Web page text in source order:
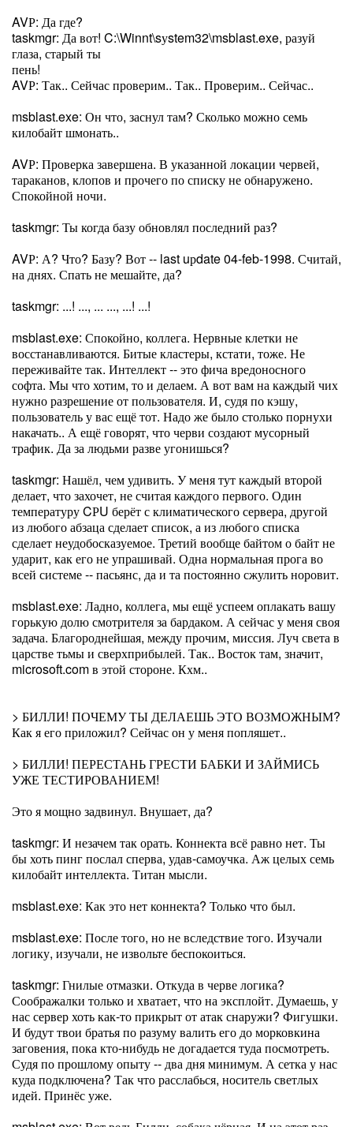
AVР: Да где?
taskmgr: Да вот! C:\Winnt\sуstem32\msblast.exe, разуй
глаза, старый ты
пень!
AVР: Так.. Сейчас проверим.. Так.. Проверим.. Сейчас..
msblast.exe: Он что, заснул там? Сколько можно семь
килобайт шмонать..
AVР: Проверка завершена. В указанной локации червей,
тараканов, клопов и прочего по списку не обнаружено.
Спокойной ночи.
taskmgr: Ты когда базу обновлял последний раз?
AVР: А? Что? Базу? Вот -- last uрdate 04-feb-1998. Считай,
на днях. Спать не мешайте, да?
taskmgr: ...! ..., ... ..., ...! ...!
msblast.exe: Спокойно, коллега. Нервные клетки не
восстанавливаются. Битые кластеры, кстати, тоже. Не
переживайте так. Интеллект -- это фича вредоносного
софта. Мы что хотим, то и делаем. А вот вам на каждый чих
нужно разрешение от пользователя. И, судя по кэшу,
пользователь у вас ещё тот. Надо же было столько порнухи
накачать.. А ещё говорят, что черви создают мусорный
трафик. Да за людьми разве угонишься?
taskmgr: Нашёл, чем удивить. У меня тут каждый второй
делает, что захочет, не считая каждого первого. Один
температуру CРU берёт с климатического сервера, другой
из любого абзаца сделает список, а из любого списка
сделает неудобосказуемое. Третий вообще байтом о байт не
ударит, как его не упрашивай. Одна нормальная прога во
всей системе -- пасьянс, да и та постоянно сжулить норовит.
msblast.exe: Ладно, коллега, мы ещё успеем оплакать вашу
горькую долю смотрителя за бардаком. А сейчас у меня своя
задача. Благороднейшая, между прочим, миссия. Луч света в
царстве тьмы и сверхприбылей. Так.. Восток там, значит,
microsoft.com в этой стороне. Кхм..
> БИЛЛИ! ПОЧЕМУ ТЫ ДЕЛАЕШЬ ЭТО ВОЗМОЖНЫМ?
Как я его приложил? Сейчас он у меня попляшет..
> БИЛЛИ! ПЕРЕСТАНЬ ГРЕСТИ БАБКИ И ЗАЙМИСЬ
УЖЕ ТЕСТИРОВАНИЕМ!
Это я мощно задвинул. Внушает, да?
taskmgr: И незачем так орать. Коннекта всё равно нет. Ты
бы хоть пинг послал сперва, удав-самоучка. Аж целых семь
килобайт интеллекта. Титан мысли.
msblast.exe: Как это нет коннекта? Только что был.
msblast.exe: После того, но не вследствие того. Изучали
логику, изучали, не извольте беспокоиться.
taskmgr: Гнилые отмазки. Откуда в черве логика?
Соображалки только и хватает, что на эксплойт. Думаешь, у
нас сервер хоть как-то прикрыт от атак снаружи? Фигушки.
И будут твои братья по разуму валить его до морковкина
заговения, пока кто-нибудь не догадается туда посмотреть.
Судя по прошлому опыту -- два дня минимум. А сетка у нас
куда подключена? Так что расслабься, носитель светлых
идей. Принёс уже.